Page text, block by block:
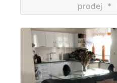
prodej *